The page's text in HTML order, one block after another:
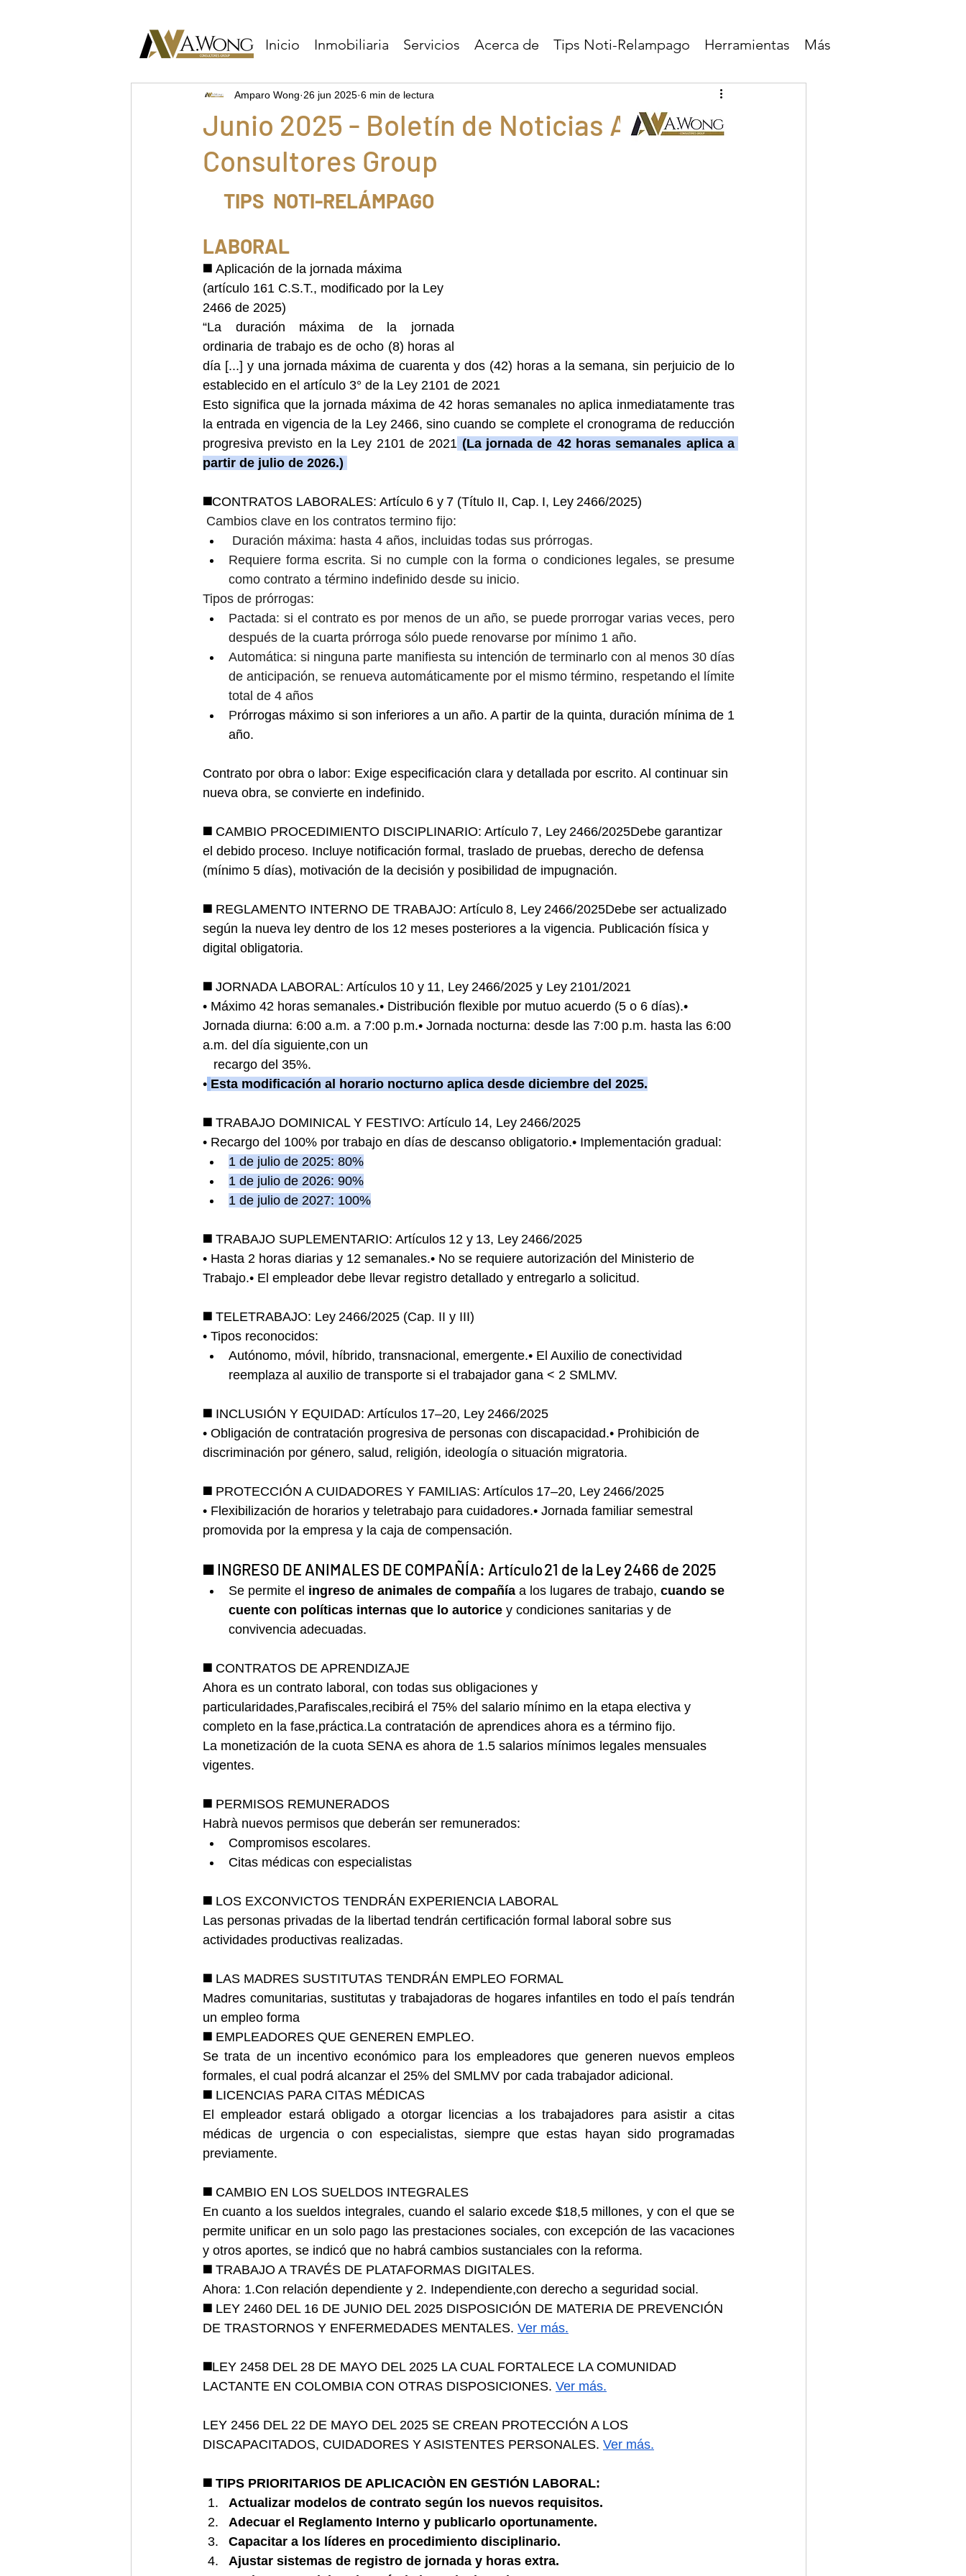
Inicio Inmobiliaria Servicios Acerca de Tips Noti-Relampago Herramientas Más
Junio 2025 - Boletín de Noticias A.Wong
Consultores Group
Amparo Wong 26 jun 2025 6 min de lectura
TIPS  NOTI-RELÁMPAGO
LABORAL
◼️ Aplicación de la jornada máxima
(artículo 161 C.S.T., modificado por la Ley
2466 de 2025)
“La duración máxima de la jornada
ordinaria de trabajo es de ocho (8) horas al
día [...] y una jornada máxima de cuarenta y dos (42) horas a la semana, sin perjuicio de lo
establecido en el artículo 3° de la Ley 2101 de 2021
Esto significa que la jornada máxima de 42 horas semanales no aplica inmediatamente tras
la entrada en vigencia de la Ley 2466, sino cuando se complete el cronograma de reducción
progresiva previsto en la Ley 2101 de 2021 (La jornada de 42 horas semanales aplica a
partir de julio de 2026.)
◼️CONTRATOS LABORALES: Artículo 6 y 7 (Título II, Cap. I, Ley 2466/2025)
Cambios clave en los contratos termino fijo:
Duración máxima: hasta 4 años, incluidas todas sus prórrogas.
Requiere forma escrita. Si no cumple con la forma o condiciones legales, se presume
como contrato a término indefinido desde su inicio.
Tipos de prórrogas:
Pactada: si el contrato es por menos de un año, se puede prorrogar varias veces, pero
después de la cuarta prórroga sólo puede renovarse por mínimo 1 año.
Automática: si ninguna parte manifiesta su intención de terminarlo con al menos 30 días
de anticipación, se renueva automáticamente por el mismo término, respetando el límite
total de 4 años
Prórrogas máximo si son inferiores a un año. A partir de la quinta, duración mínima de 1
año.
Contrato por obra o labor: Exige especificación clara y detallada por escrito. Al continuar sin
nueva obra, se convierte en indefinido.
◼️ CAMBIO PROCEDIMIENTO DISCIPLINARIO: Artículo 7, Ley 2466/2025Debe garantizar
el debido proceso. Incluye notificación formal, traslado de pruebas, derecho de defensa
(mínimo 5 días), motivación de la decisión y posibilidad de impugnación.
◼️ REGLAMENTO INTERNO DE TRABAJO: Artículo 8, Ley 2466/2025Debe ser actualizado
según la nueva ley dentro de los 12 meses posteriores a la vigencia. Publicación física y
digital obligatoria.
◼️ JORNADA LABORAL: Artículos 10 y 11, Ley 2466/2025 y Ley 2101/2021
• Máximo 42 horas semanales.• Distribución flexible por mutuo acuerdo (5 o 6 días).•
Jornada diurna: 6:00 a.m. a 7:00 p.m.• Jornada nocturna: desde las 7:00 p.m. hasta las 6:00
a.m. del día siguiente,con un
recargo del 35%.
• Esta modificación al horario nocturno aplica desde diciembre del 2025.
◼️ TRABAJO DOMINICAL Y FESTIVO: Artículo 14, Ley 2466/2025
• Recargo del 100% por trabajo en días de descanso obligatorio.• Implementación gradual:
1 de julio de 2025: 80%
1 de julio de 2026: 90%
1 de julio de 2027: 100%
◼️ TRABAJO SUPLEMENTARIO: Artículos 12 y 13, Ley 2466/2025
• Hasta 2 horas diarias y 12 semanales.• No se requiere autorización del Ministerio de
Trabajo.• El empleador debe llevar registro detallado y entregarlo a solicitud.
◼️ TELETRABAJO: Ley 2466/2025 (Cap. II y III)
• Tipos reconocidos:
Autónomo, móvil, híbrido, transnacional, emergente.• El Auxilio de conectividad
reemplaza al auxilio de transporte si el trabajador gana < 2 SMLMV.
◼️ INCLUSIÓN Y EQUIDAD: Artículos 17–20, Ley 2466/2025
• Obligación de contratación progresiva de personas con discapacidad.• Prohibición de
discriminación por género, salud, religión, ideología o situación migratoria.
◼️ PROTECCIÓN A CUIDADORES Y FAMILIAS: Artículos 17–20, Ley 2466/2025
• Flexibilización de horarios y teletrabajo para cuidadores.• Jornada familiar semestral
promovida por la empresa y la caja de compensación.
◼️ INGRESO DE ANIMALES DE COMPAÑÍA: Artículo 21 de la Ley 2466 de 2025
Se permite el ingreso de animales de compañía a los lugares de trabajo, cuando se
cuente con políticas internas que lo autorice y condiciones sanitarias y de
convivencia adecuadas.
◼️ CONTRATOS DE APRENDIZAJE
Ahora es un contrato laboral, con todas sus obligaciones y
particularidades,Parafiscales,recibirá el 75% del salario mínimo en la etapa electiva y
completo en la fase,práctica.La contratación de aprendices ahora es a término fijo.
La monetización de la cuota SENA es ahora de 1.5 salarios mínimos legales mensuales
vigentes.
◼️ PERMISOS REMUNERADOS
Habrà nuevos permisos que deberán ser remunerados:
Compromisos escolares.
Citas médicas con especialistas
◼️ LOS EXCONVICTOS TENDRÁN EXPERIENCIA LABORAL
Las personas privadas de la libertad tendrán certificación formal laboral sobre sus
actividades productivas realizadas.
◼️ LAS MADRES SUSTITUTAS TENDRÁN EMPLEO FORMAL
Madres comunitarias, sustitutas y trabajadoras de hogares infantiles en todo el país tendrán
un empleo forma
◼️ EMPLEADORES QUE GENEREN EMPLEO.
Se trata de un incentivo económico para los empleadores que generen nuevos empleos
formales, el cual podrá alcanzar el 25% del SMLMV por cada trabajador adicional.
◼️ LICENCIAS PARA CITAS MÉDICAS
El empleador estará obligado a otorgar licencias a los trabajadores para asistir a citas
médicas de urgencia o con especialistas, siempre que estas hayan sido programadas
previamente.
◼️ CAMBIO EN LOS SUELDOS INTEGRALES
En cuanto a los sueldos integrales, cuando el salario excede $18,5 millones, y con el que se
permite unificar en un solo pago las prestaciones sociales, con excepción de las vacaciones
y otros aportes, se indicó que no habrá cambios sustanciales con la reforma.
◼️ TRABAJO A TRAVÉS DE PLATAFORMAS DIGITALES.
Ahora: 1.Con relación dependiente y 2. Independiente,con derecho a seguridad social.
◼️ LEY 2460 DEL 16 DE JUNIO DEL 2025 DISPOSICIÓN DE MATERIA DE PREVENCIÓN
DE TRASTORNOS Y ENFERMEDADES MENTALES. Ver más.
◼️LEY 2458 DEL 28 DE MAYO DEL 2025 LA CUAL FORTALECE LA COMUNIDAD
LACTANTE EN COLOMBIA CON OTRAS DISPOSICIONES. Ver más.
LEY 2456 DEL 22 DE MAYO DEL 2025 SE CREAN PROTECCIÓN A LOS
DISCAPACITADOS, CUIDADORES Y ASISTENTES PERSONALES. Ver más.
◼️ TIPS PRIORITARIOS DE APLICACIÒN EN GESTIÓN LABORAL:
Actualizar modelos de contrato según los nuevos requisitos.
Adecuar el Reglamento Interno y publicarlo oportunamente.
Capacitar a los líderes en procedimiento disciplinario.
Ajustar sistemas de registro de jornada y horas extra.